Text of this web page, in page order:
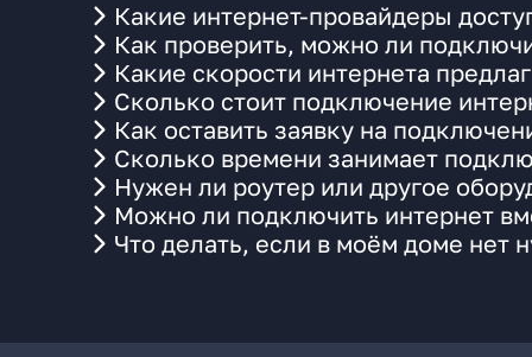
Какие интернет-провайдеры
Как проверить, можно ли
Какие скорости интернета
Сколько стоит подключение
Как оставить заявку на
Сколько времени занимает
Нужен ли роутер или другое
Можно ли подключить интернет
Что делать, если в моём доме нет